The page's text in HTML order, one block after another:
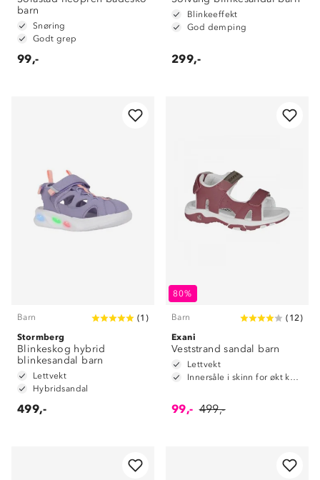
barn
Snøring
Godt grep
99,-
Blinkeeffekt
God demping
299,-
Barn (1 )
Stormberg
Blinkeskog hybrid
blinkesandal barn
Lettvekt
Hybridsandal
499,-
80%
Barn ( 12)
Exani
Veststrand sandal barn
Lettvekt
Innersåle i skinn for økt komfort
99,- 499,-